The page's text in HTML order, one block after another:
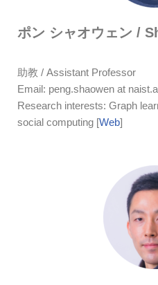
ポン シャオウェン /
助教 / Assistant Professor
Email: peng.shaowen at
Research interests: Graph
social computing [Web]